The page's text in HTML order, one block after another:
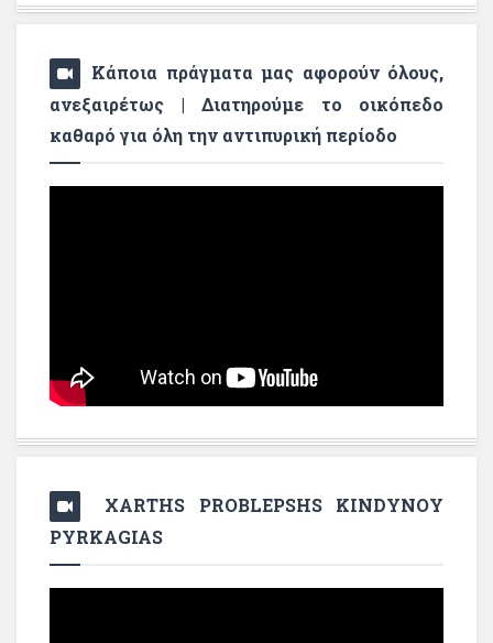
Κάποια πράγματα μας αφορούν όλους,
ανεξαιρέτως | Διατηρούμε το οικόπεδο
καθαρό για όλη την αντιπυρική περίοδο
XARTHS PROBLEPSHS KINDYNOY
PYRKAGIAS